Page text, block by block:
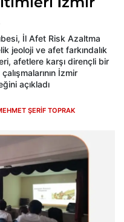
İl Afet Risk Azaltma
jeoloji ve afet farkındalık
afetlere karşı dirençli bir
İzmir
açıkladı
ŞERİF TOPRAK